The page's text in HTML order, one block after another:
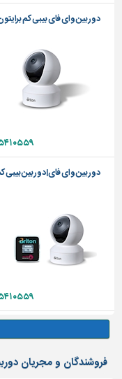
دوربین وای فای بیبی کم
دوربین وای فای|دوربین بیبی کم
فروشندگان و مجریان